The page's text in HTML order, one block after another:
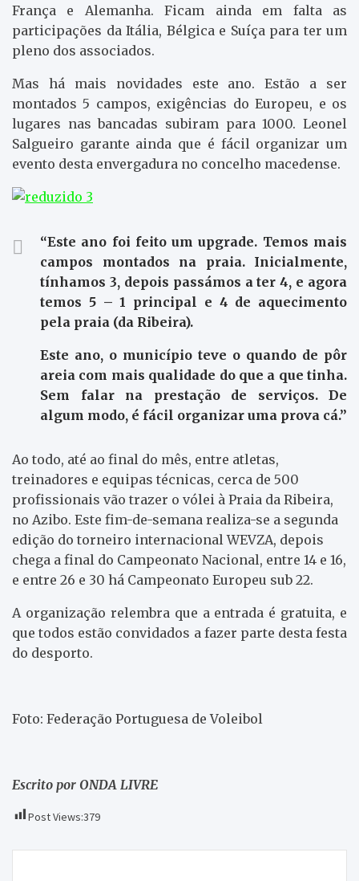
França e Alemanha. Ficam ainda em falta as
participações da Itália, Bélgica e Suíça para ter um
pleno dos associados.
Mas há mais novidades este ano. Estão a ser
montados 5 campos, exigências do Europeu, e os
lugares nas bancadas subiram para 1000. Leonel
Salgueiro garante ainda que é fácil organizar um
evento desta envergadura no concelho macedense.
“Este ano foi feito um upgrade. Temos mais
campos montados na praia. Inicialmente,
tínhamos 3, depois passámos a ter 4, e agora
temos 5 – 1 principal e 4 de aquecimento
pela praia (da Ribeira).
Este ano, o município teve o quando de pôr
areia com mais qualidade do que a que tinha.
Sem falar na prestação de serviços. De
algum modo, é fácil organizar uma prova cá.”
Ao todo, até ao final do mês, entre atletas,
treinadores e equipas técnicas, cerca de 500
profissionais vão trazer o vólei à Praia da Ribeira,
no Azibo. Este fim-de-semana realiza-se a segunda
edição do torneiro internacional WEVZA, depois
chega a final do Campeonato Nacional, entre 14 e 16,
e entre 26 e 30 há Campeonato Europeu sub 22.
A organização relembra que a entrada é gratuita, e
que todos estão convidados a fazer parte desta festa
do desporto.
Foto: Federação Portuguesa de Voleibol
Escrito por ONDA LIVRE
Post Views:379